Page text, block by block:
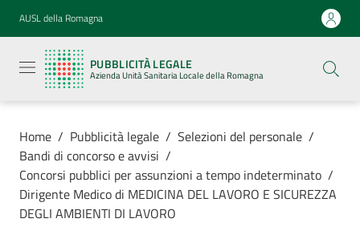
Vai al contenuto
Vai alla navigazione
Vai al footer
AUSL della Romagna
PUBBLICITÀ LEGALE
Azienda Unità Sanitaria Locale della Romagna
legale
Azienda
Unità
Locale della
Azienda
Home / Pubblicità legale / Selezioni del personale /
Bandi di concorso e avvisi /
Concorsi pubblici per assunzioni a tempo indeterminato /
Dirigente Medico di MEDICINA DEL LAVORO E SICUREZZA
DEGLI AMBIENTI DI LAVORO